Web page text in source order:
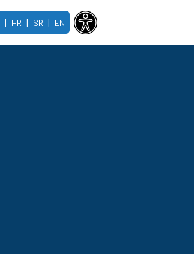
| HR | SR | EN